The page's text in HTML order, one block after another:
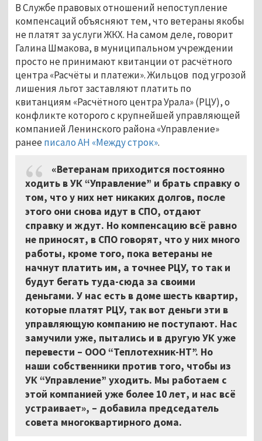
В Службе правовых отношений непоступление
компенсаций объясняют тем, что ветераны якобы
не платят за услуги ЖКХ. На самом деле, говорит
Галина Шмакова, в муниципальном учреждении
просто не принимают квитанции от расчётного
центра «Расчёты и платежи». Жильцов под угрозой
лишения льгот заставляют платить по
квитанциям «Расчётного центра Урала» (РЦУ), о
конфликте которого с крупнейшей управляющей
компанией Ленинского района «Управление»
ранее писало АН «Между строк».
«Ветеранам приходится постоянно
ходить в УК “Управление” и брать справку о
том, что у них нет никаких долгов, после
этого они снова идут в СПО, отдают
справку и ждут. Но компенсацию всё равно
не приносят, в СПО говорят, что у них много
работы, кроме того, пока ветераны не
начнут платить им, а точнее РЦУ, то так и
будут бегать туда-сюда за своими
деньгами. У нас есть в доме шесть квартир,
которые платят РЦУ, так вот деньги эти в
управляющую компанию не поступают. Нас
замучили уже, пытались и в другую УК уже
перевести – ООО “Теплотехник-НТ”. Но
наши собственники против того, чтобы из
УК “Управление” уходить. Мы работаем с
этой компанией уже более 10 лет, и нас всё
устраивает», – добавила председатель
совета многоквартирного дома.